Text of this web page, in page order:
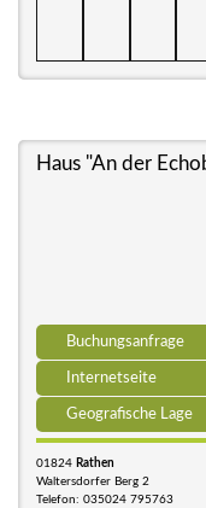
Haus "An der
Buchungsanfrage
Internetseite
Geografische Lage
01824 Rathen
Waltersdorfer Berg 2
Telefon: 035024 795763